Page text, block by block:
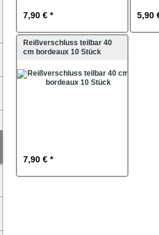
7,90 € * 5,90
Reißverschluss teilbar 40
cm bordeaux 10 Stück
7,90 € *